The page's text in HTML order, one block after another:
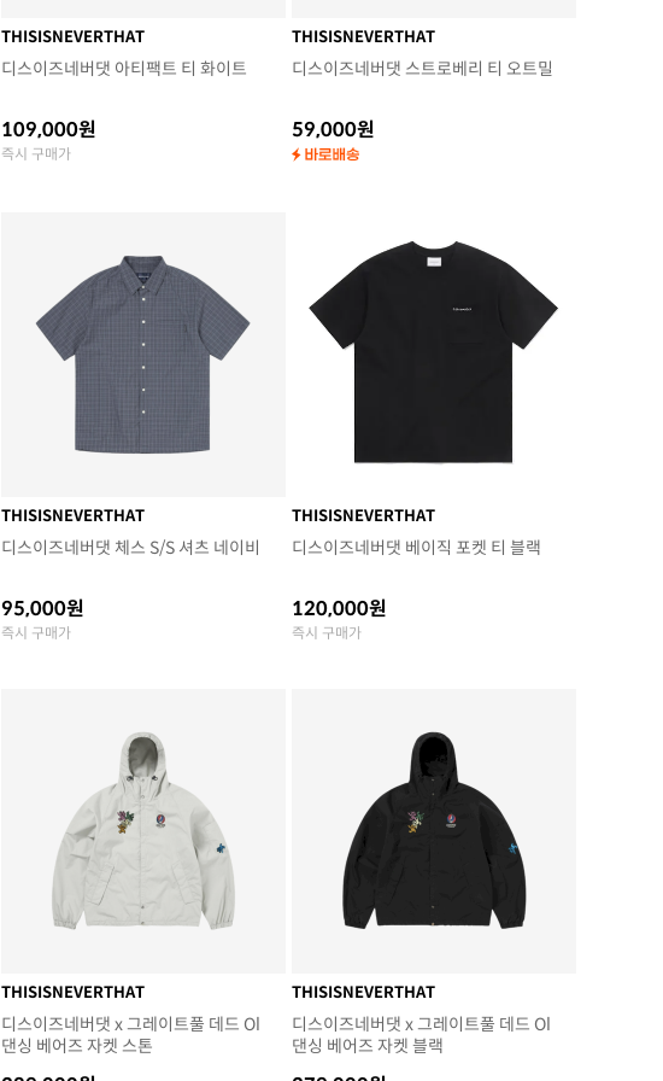
THISISNEVERTHAT
디스이즈네버댓 아티팩트 티 화이트
109,000원
즉시 구매가
THISISNEVERTHAT
디스이즈네버댓 스트로베리 티 오트밀
59,000원
THISISNEVERTHAT
디스이즈네버댓 체스 S/S 셔츠 네이비
95,000원
즉시 구매가
THISISNEVERTHAT
디스이즈네버댓 베이직 포켓 티 블랙
120,000원
즉시 구매가
THISISNEVERTHAT
디스이즈네버댓 x 그레이트풀 데드 Ol
댄싱 베어즈 자켓 스톤
THISISNEVERTHAT
디스이즈네버댓 x 그레이트풀 데드 Ol
댄싱 베어즈 자켓 블랙